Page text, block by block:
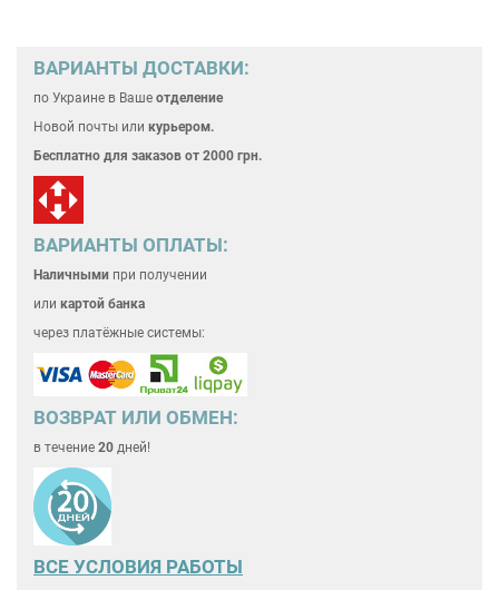
ВАРИАНТЫ ДОСТАВКИ:
по Украине в Ваше отделение
Новой почты или курьером.
Бесплатно для заказов от 2000 грн.
ВАРИАНТЫ ОПЛАТЫ:
Наличными при получении
или картой банка
через платёжные системы:
ВОЗВРАТ ИЛИ ОБМЕН:
в течение 20 дней!
ВСЕ УСЛОВИЯ РАБОТЫ